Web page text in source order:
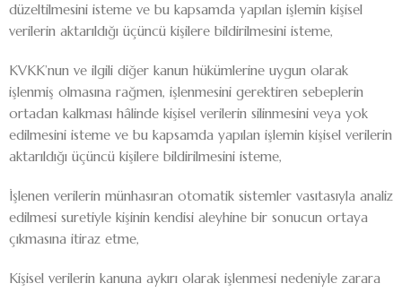
düzeltilmesini isteme ve bu kapsamda yapılan işlemin kişisel
verilerin aktarıldığı üçüncü kişilere bildirilmesini isteme,
KVKK’nun ve ilgili diğer kanun hükümlerine uygun olarak
işlenmiş olmasına rağmen, işlenmesini gerektiren sebeplerin
ortadan kalkması hâlinde kişisel verilerin silinmesini veya yok
edilmesini isteme ve bu kapsamda yapılan işlemin kişisel verilerin
aktarıldığı üçüncü kişilere bildirilmesini isteme,
İşlenen verilerin münhasıran otomatik sistemler vasıtasıyla analiz
edilmesi suretiyle kişinin kendisi aleyhine bir sonucun ortaya
çıkmasına itiraz etme,
Kişisel verilerin kanuna aykırı olarak işlenmesi nedeniyle zarara